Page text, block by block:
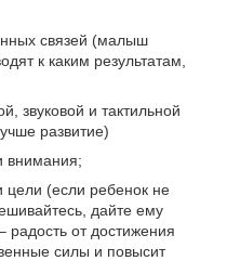
связей (малыш
к каким результатам,
звуковой и тактильной
развитие)
внимания;
цели (если ребенок не
дайте ему
радость от достижения
силы и повысит